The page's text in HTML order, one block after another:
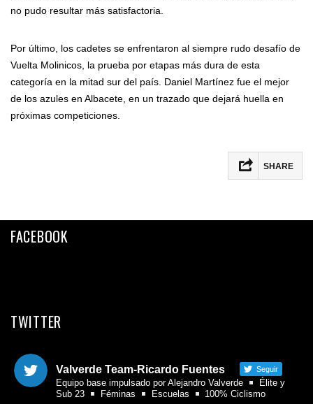
no pudo resultar más satisfactoria.
Por último, los cadetes se enfrentaron al siempre rudo desafío de
Vuelta Molinicos, la prueba por etapas más dura de esta
categoría en la mitad sur del país. Daniel Martínez fue el mejor
de los azules en Albacete, en un trazado que dejará huella en
próximas competiciones.
SHARE
Twitter
FACEBOOK
TWITTER
Valverde Team-Ricardo Fuentes Seguir
Equipo base impulsado por Alejandro Valverde
Élite y
Sub 23
Féminas Escuelas 100% Ciclismo